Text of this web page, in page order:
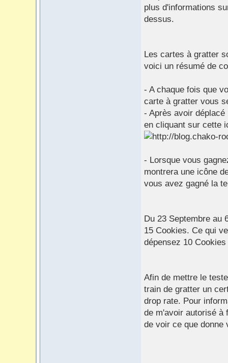
plus d'informations
dessus.
Les cartes à gratter
voici un résumé de
- A chaque fois que
carte à gratter vous
- Après avoir
en cliquant sur cette
- Lorsque vous
montrera une icône
vous avez gagné la
Du 23 Septembre au
15 Cookies. Ce qui
dépensez 10
Afin de mettre le
train de gratter un
drop rate. Pour
de m'avoir autorisé à
de voir ce que donne